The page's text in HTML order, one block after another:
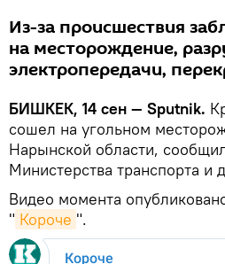
Из-за происшествия
на месторождение,
электропередачи,
БИШКЕК, 14 сен — Sputnik.
сошел на угольном
Нарынской области,
Министерства транспорта и
Видео момента
" Короче ".